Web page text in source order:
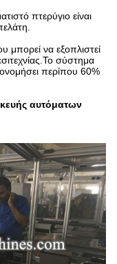
πτερύγιο είναι
μπορεί να εξοπλιστεί
σύστημα
περίπου 60%
αυτόματων